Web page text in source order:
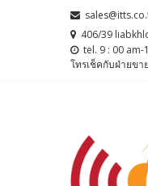
406/39
tel. 9 : 00
โทรเช็คกับฝ่ายขา